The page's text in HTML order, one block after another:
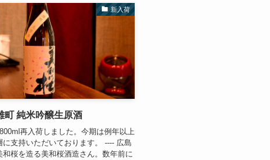
新入荷
町 純米吟醸生原酒
再入荷しました。今期は例年以上
に支持いただいております。 ---- 広島
和桜を造る美和桜酒造さん。数年前に